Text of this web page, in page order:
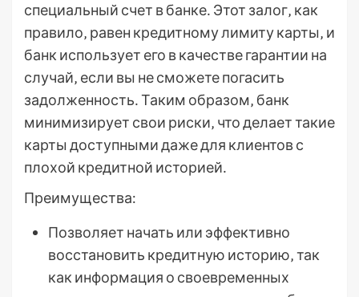
специальный счет в банке․ Этот залог‚ как
правило‚ равен кредитному лимиту карты‚ и
банк использует его в качестве гарантии на
случай‚ если вы не сможете погасить
задолженность․ Таким образом‚ банк
минимизирует свои риски‚ что делает такие
карты доступными даже для клиентов с
плохой кредитной историей․
Преимущества:
Позволяет начать или эффективно
восстановить кредитную историю‚ так
как информация о своевременных